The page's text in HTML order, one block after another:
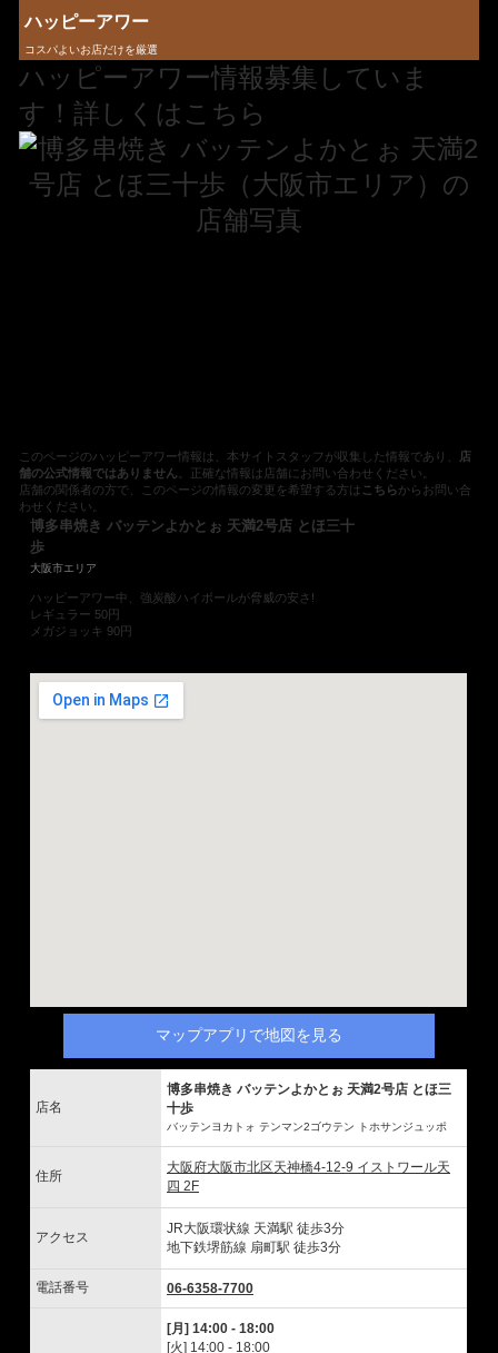
ハッピーアワー
コスパよいお店だけを厳選
ハッピーアワー情報募集していま
す！詳しくはこちら
このページのハッピーアワー情報は、本サイトスタッフが収集した情報であり、
店
舗の公式情報ではありません 。正確な情報は店舗にお問い合わせください。
店舗の関係者の方で、このページの情報の変更を希望する方は こちらからお問い合
わせください。
博多串焼き バッテンよかとぉ 天満2号店 とほ三十
歩
大阪市エリア
ハッピーアワー中、強炭酸ハイボールが脅威の安さ!
レギュラー 50円
メガジョッキ 90円
マップアプリで地図を見る
店名
博多串焼き バッテンよかとぉ 天満2号店 とほ三
十歩
バッテンヨカトォ テンマン2ゴウテン トホサンジュッポ
住所
大阪府大阪市北区天神橋4-12-9 イストワール天
四 2F
アクセス
JR大阪環状線 天満駅 徒歩3分
地下鉄堺筋線 扇町駅 徒歩3分
電話番号 06-6358-7700
[月] 14:00 - 18:00
[火] 14:00 - 18:00